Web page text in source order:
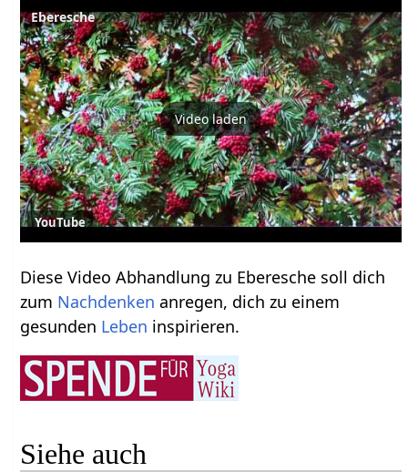
Eberesche
Video laden
YouTube
Diese Video Abhandlung zu Eberesche soll dich
zum Nachdenken anregen, dich zu einem
gesunden Leben inspirieren.
Siehe auch